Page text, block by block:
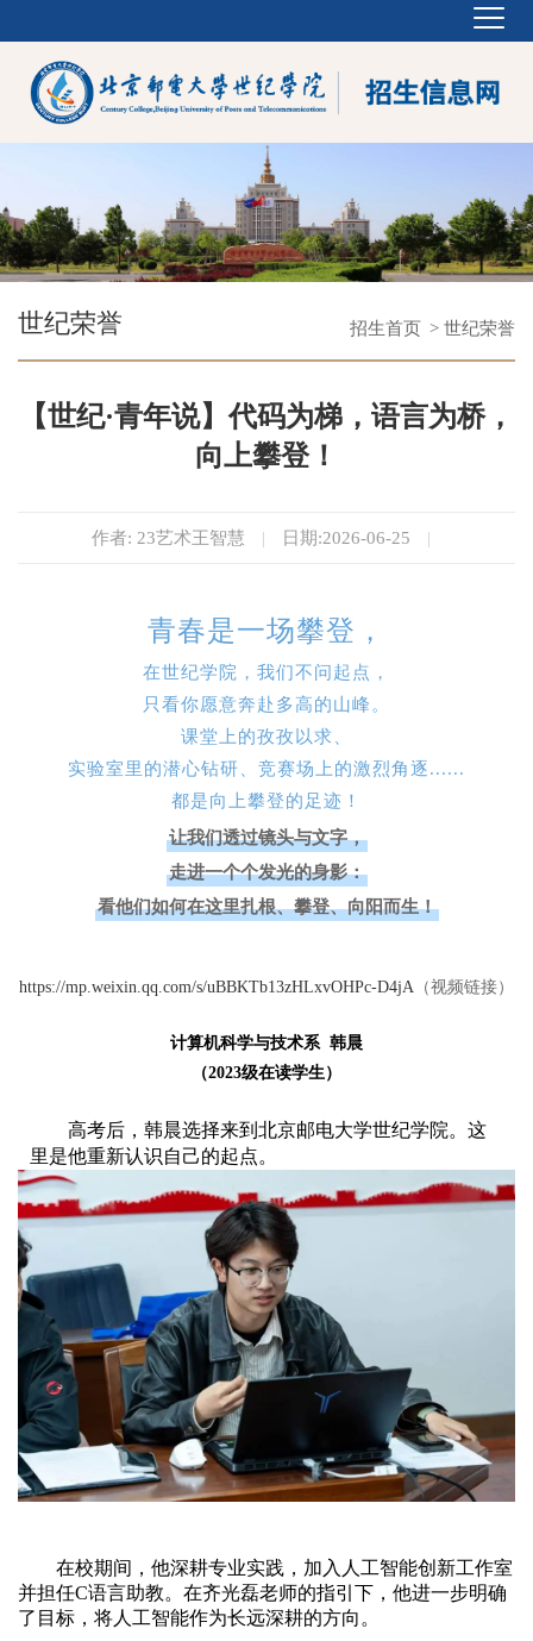
招生首页 > 世纪荣誉
世纪荣誉
【世纪·青年说】代码为梯，语言为桥，
向上攀登！
作者: 23艺术王智慧 | 日期:2026-06-25 |
青春是一场攀登，
在世纪学院，我们不问起点，
只看你愿意奔赴多高的山峰。
课堂上的孜孜以求、
实验室里的潜心钻研、竞赛场上的激烈角逐......
都是向上攀登的足迹！
让我们透过镜头与文字，
走进一个个发光的身影：
看他们如何在这里扎根、攀登、向阳而生！
https://mp.weixin.qq.com/s/uBBKTb13zHLxvOHPc-D4jA （视频链接）
计算机科学与技术系 韩晨
（2023级在读学生）
高考后，韩晨选择来到北京邮电大学世纪学院。这
里是他重新认识自己的起点。
在校期间，他深耕专业实践，加入人工智能创新工作室
并担任C语言助教。在齐光磊老师的指引下，他进一步明确
了目标，将人工智能作为长远深耕的方向。